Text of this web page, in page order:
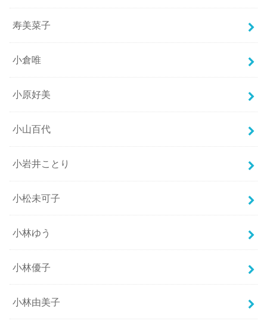
寿美菜子
小倉唯
小原好美
小山百代
小岩井ことり
小松未可子
小林ゆう
小林優子
小林由美子